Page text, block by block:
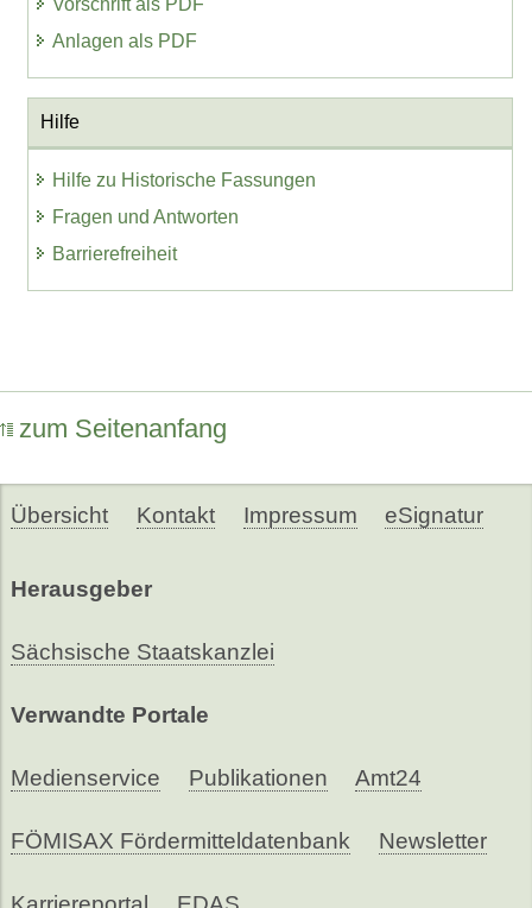
Vorschrift als PDF
Anlagen als PDF
Hilfe
Hilfe zu Historische Fassungen
Fragen und Antworten
Barrierefreiheit
zum Seitenanfang
Übersicht Kontakt Impressum eSignatur
Herausgeber
Sächsische Staatskanzlei
Verwandte Portale
Medienservice Publikationen Amt24
FÖMISAX Fördermitteldatenbank Newsletter